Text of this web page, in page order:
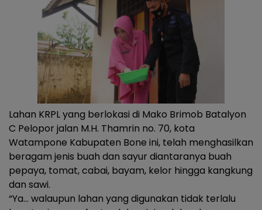
Lahan KRPL yang berlokasi di Mako Brimob Batalyon
C Pelopor jalan M.H. Thamrin no. 70, kota
Watampone Kabupaten Bone ini, telah menghasilkan
beragam jenis buah dan sayur diantaranya buah
pepaya, tomat, cabai, bayam, kelor hingga kangkung
dan sawi.
“Ya… walaupun lahan yang digunakan tidak terlalu